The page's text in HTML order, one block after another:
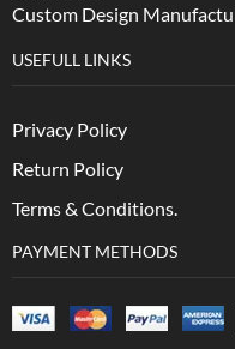
Custom Design
USEFULL LINKS
Privacy Policy
Return Policy
Terms & Conditions.
PAYMENT METHODS